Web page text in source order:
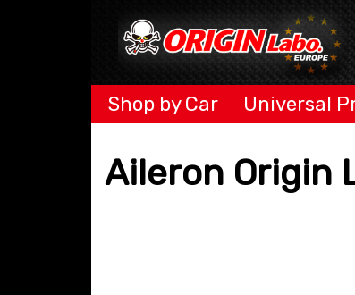
Shop by Car Universal
Aileron Origin